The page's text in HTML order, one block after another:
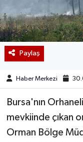
Paylaş
Haber Merkezi
Bursa'nın
mevkiinde çıkan
Orman Bölge